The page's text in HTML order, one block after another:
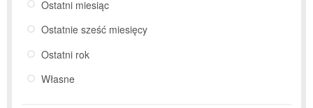
Ostatni miesiąc
Ostatnie sześć miesięcy
Ostatni rok
Własne